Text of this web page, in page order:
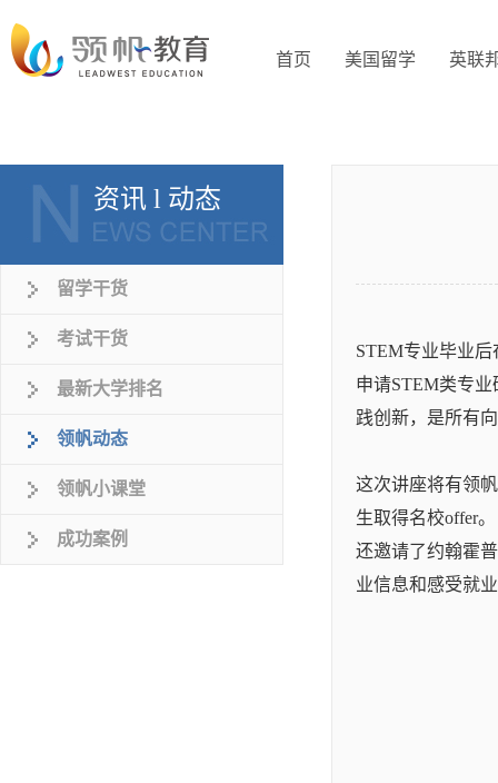
首页 美国留学 英联
资讯 l 动态
留学干货
考试干货
最新大学排名
领帆动态
领帆小课堂
成功案例
STEM专业毕业
申请STEM类专
践创新，是所有
这次讲座将有领
生取得名校offer。
还邀请了约翰霍
业信息和感受就